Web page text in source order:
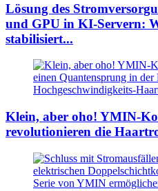
Lösung des
und GPU in KI-Servern:
stabilisiert...
Klein, aber oho! YMIN-
revolutionieren die